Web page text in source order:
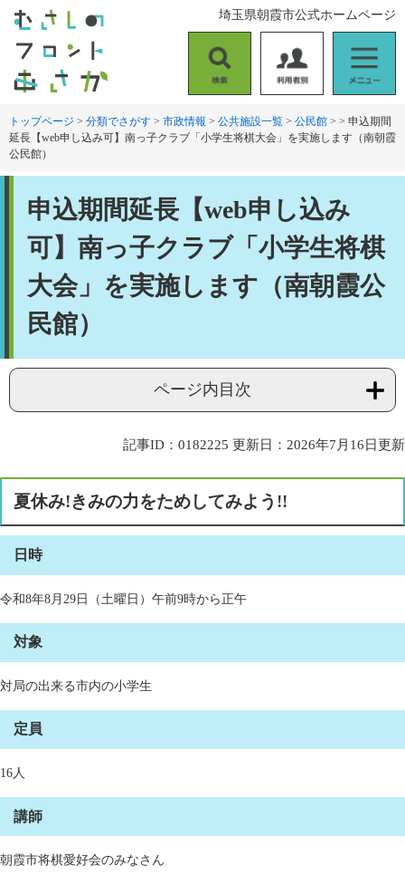
す
。
し
て
索
用
者
別
ニ
ュ
ー
埼玉県朝霞市公式ホームページ
トップページ > 分類でさがす > 市政情報 > 公共施設一覧 > 公民館 > > 申込期間
延長【web申し込み可】南っ子クラブ「小学生将棋大会」を実施します（南朝霞
公民館）
申込期間延長【web申し込み
可】南っ子クラブ「小学生将棋
大会」を実施します（南朝霞公
民館）
ページ内目次
記事ID：0182225 更新日：2026年7月16日更新
夏休み!きみの力をためしてみよう!!
日時
令和8年8月29日（土曜日）午前9時から正午
対象
対局の出来る市内の小学生
定員
16人
講師
朝霞市将棋愛好会のみなさん